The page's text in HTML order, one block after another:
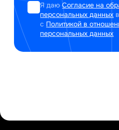
Я даюСогласие на
персональных данных
с Политикой в
персональных данных